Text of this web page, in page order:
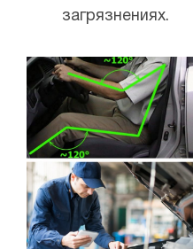
загрязнениях.